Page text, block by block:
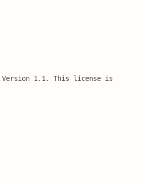
Version 1.1. This license is